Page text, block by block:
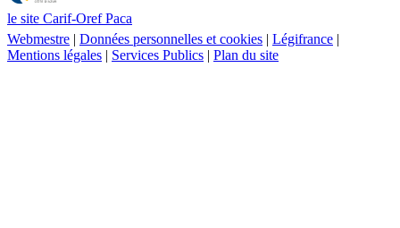
le site Carif-Oref Paca
Webmestre | Données personnelles et cookies | Légifrance |
Mentions légales | Services Publics | Plan du site